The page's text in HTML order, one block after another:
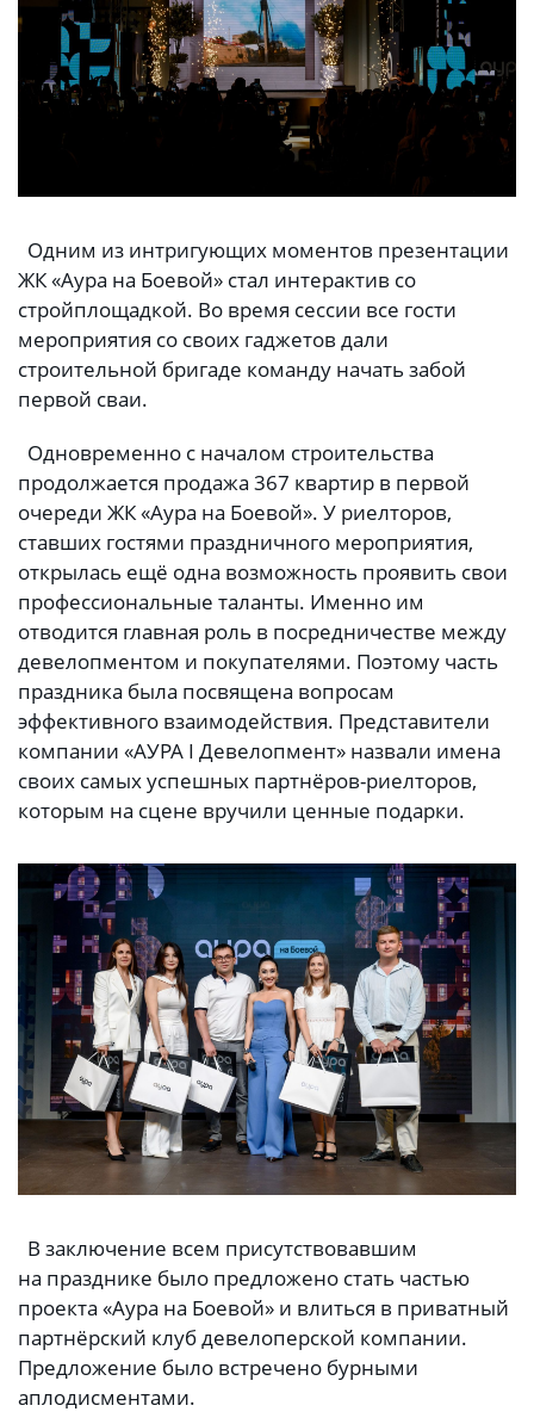
Одним из интригующих моментов презентации
ЖК «Аура на Боевой» стал интерактив со
стройплощадкой. Во время сессии все гости
мероприятия со своих гаджетов дали
строительной бригаде команду начать забой
первой сваи.
Одновременно с началом строительства
продолжается продажа 367 квартир в первой
очереди ЖК «Аура на Боевой». У риелторов,
ставших гостями праздничного мероприятия,
открылась ещё одна возможность проявить свои
профессиональные таланты. Именно им
отводится главная роль в посредничестве между
девелопментом и покупателями. Поэтому часть
праздника была посвящена вопросам
эффективного взаимодействия. Представители
компании «АУРА I Девелопмент» назвали имена
своих самых успешных партнёров-риелторов,
которым на сцене вручили ценные подарки.
В заключение всем присутствовавшим
на празднике было предложено стать частью
проекта «Аура на Боевой» и влиться в приватный
партнёрский клуб девелоперской компании.
Предложение было встречено бурными
аплодисментами.